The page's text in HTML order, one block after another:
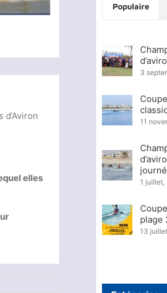
elles
Populaire
3
11
1 juillet,
plage
13